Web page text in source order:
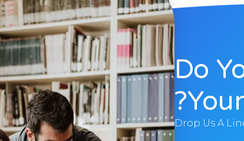
Do
Drop Us A